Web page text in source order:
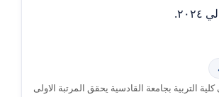
التربية بجامعة القادسية يحقق المرتبة الاولى